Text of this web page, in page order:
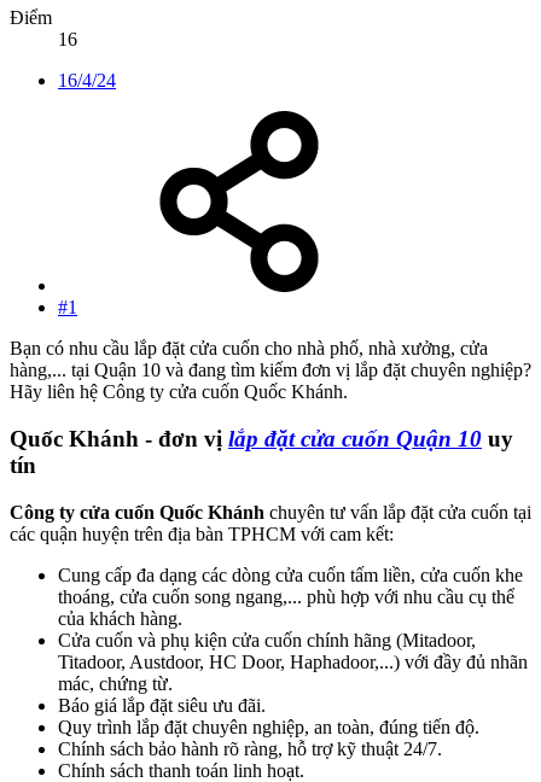
Điểm
16
16/4/24
#1
Bạn có nhu cầu lắp đặt cửa cuốn cho nhà phố, nhà xưởng, cửa
hàng,... tại Quận 10 và đang tìm kiếm đơn vị lắp đặt chuyên nghiệp?
Hãy liên hệ Công ty cửa cuốn Quốc Khánh.
Quốc Khánh - đơn vị lắp đặt cửa cuốn Quận 10 uy
tín​
Công ty cửa cuốn Quốc Khánh chuyên tư vấn lắp đặt cửa cuốn tại
các quận huyện trên địa bàn TPHCM với cam kết:
Cung cấp đa dạng các dòng cửa cuốn tấm liền, cửa cuốn khe
thoáng, cửa cuốn song ngang,... phù hợp với nhu cầu cụ thể
của khách hàng.
Cửa cuốn và phụ kiện cửa cuốn chính hãng (Mitadoor,
Titadoor, Austdoor, HC Door, Haphadoor,...) với đầy đủ nhãn
mác, chứng từ.
Báo giá lắp đặt siêu ưu đãi.
Quy trình lắp đặt chuyên nghiệp, an toàn, đúng tiến độ.
Chính sách bảo hành rõ ràng, hỗ trợ kỹ thuật 24/7.
Chính sách thanh toán linh hoạt.